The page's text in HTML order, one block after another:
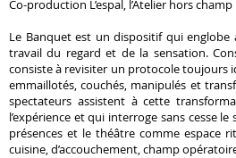
Co-production L’espal, l’Atelier hors champ
Le Banquet est un dispositif qui
travail du regard et de la sensation.
consiste à revisiter un protocole toujours
emmaillotés, couchés, manipulés et
spectateurs assistent à cette
l’expérience et qui interroge sans cesse
présences et le théâtre comme espace
cuisine, d’accouchement, champ